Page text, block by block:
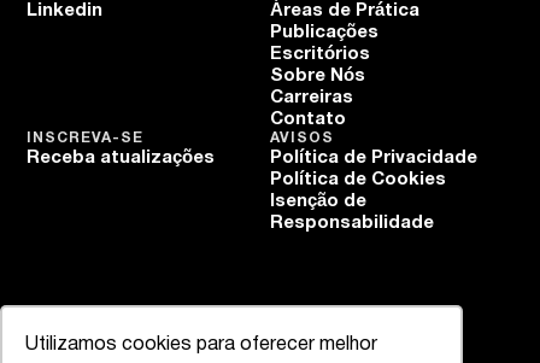
Utilizamos cookies para oferecer melhor
Áreas de Prática
Publicações
Escritórios
Sobre Nós
Carreiras
Contato
Linkedin
AVISOS
Política de Privacidade
Política de Cookies
Isenção de
Responsabilidade
INSCREVA-SE
Receba atualizações